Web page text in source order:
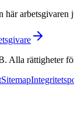
här arbetsgivaren
Alla rättigheter
Sitemap